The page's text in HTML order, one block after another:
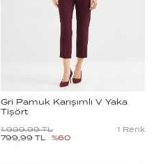
Gri Pamuk Karışımlı V Yaka
Tişört
1.999,99 TL
799,99 TL %60
1 Renk